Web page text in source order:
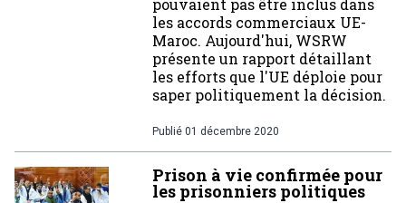
pouvaient pas être inclus dans
les accords commerciaux UE-
Maroc. Aujourd'hui, WSRW
présente un rapport détaillant
les efforts que l'UE déploie pour
saper politiquement la décision.
Publié 01 décembre 2020
Prison à vie confirmée pour
les prisonniers politiques